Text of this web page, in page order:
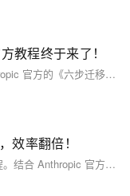
教程终于来了！
怎么用 Claude Code 跑大规模代码迁移？Anthropic 官方的《六步迁移法》保姆级教程来了，手把手讲透规则驱动、试跑验证、多 Agent 流水线，几万行项目重构直接套用。
效率翻倍！
Claude Code 七种配置方式全解析，保姆级教程。结合 Anthropic 官方博文和实战经验，手把手带你搞懂 CLAUDE.md、Rules、Skills、Subagents、Hooks 等配置体系，覆盖加载机制、token 优化、安全防线全流程，让你的 AI 编程效率翻倍。